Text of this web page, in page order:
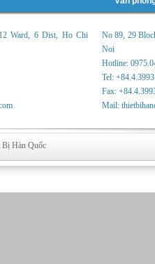
Ward, 6 Dist, Ho Chi
No 89, 29
Noi
Hotline:
Tel:
Fax:
Mail:
Hàn Quốc